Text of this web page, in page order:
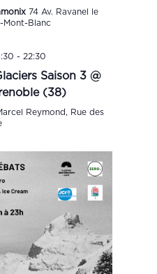
74 Av. Ravanel le
Mont-Blanc
-22:30
Saison 3 @
(38)
Reymond, Rue des